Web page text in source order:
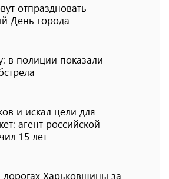
отпраздновать
День города
в полиции показали
и искал цели для
агент российской
15 лет
дорогах Харьковщины за